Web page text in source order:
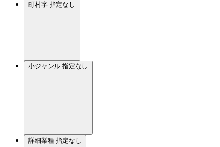
町村字 指定なし
小ジャンル 指定なし
詳細業種 指定なし